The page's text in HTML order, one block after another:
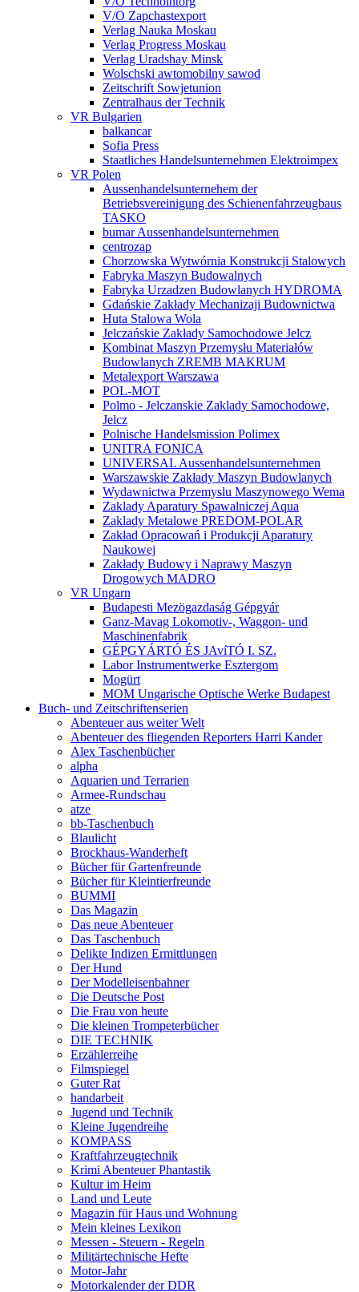
V/O Zapchastexport
Verlag Nauka Moskau
Verlag Progress Moskau
Verlag Uradshay Minsk
Wolschski awtomobilny sawod
Zeitschrift Sowjetunion
Zentralhaus der Technik
VR Bulgarien
balkancar
Sofia Press
Staatliches Handelsunternehmen Elektroimpex
VR Polen
Aussenhandelsunternehem der
Betriebsvereinigung des Schienenfahrzeugbaus
TASKO
bumar Aussenhandelsunternehmen
centrozap
Chorzowska Wytwórnia Konstrukcji Stalowych
Fabryka Maszyn Budowalnych
Fabryka Urzadzen Budowlanych HYDROMA
Gdańskie Zakłady Mechanizaji Budownictwa
Huta Stalowa Wola
Jelczańskie Zakłady Samochodowe Jelcz
Kombinat Maszyn Przemysłu Materiałów
Budowlanych ZREMB MAKRUM
Metalexport Warszawa
POL-MOT
Polmo - Jelczanskie Zaklady Samochodowe,
Jelcz
Polnische Handelsmission Polimex
UNITRA FONICA
UNIVERSAL Aussenhandelsunternehmen
Warszawskie Zakłady Maszyn Budowlanych
Wydawnictwa Przemyslu Maszynowego Wema
Zaklady Aparatury Spawalniczej Aqua
Zaklady Metalowe PREDOM-POLAR
Zakład Opracowań i Produkcji Aparatury
Naukowej
Zakłady Budowy i Naprawy Maszyn
Drogowych MADRO
VR Ungarn
Budapesti Mezögazdaság Gépgyár
Ganz-Mavag Lokomotiv-, Waggon- und
Maschinenfabrik
GÉPGYÁRTÓ ÉS JAvíTÓ I. SZ.
Labor Instrumentwerke Esztergom
Mogürt
MOM Ungarische Optische Werke Budapest
Buch- und Zeitschriftenserien
Abenteuer aus weiter Welt
Abenteuer des fliegenden Reporters Harri Kander
Alex Taschenbücher
alpha
Aquarien und Terrarien
Armee-Rundschau
atze
bb-Taschenbuch
Blaulicht
Brockhaus-Wanderheft
Bücher für Gartenfreunde
Bücher für Kleintierfreunde
BUMMI
Das Magazin
Das neue Abenteuer
Das Taschenbuch
Delikte Indizen Ermittlungen
Der Hund
Der Modelleisenbahner
Die Deutsche Post
Die Frau von heute
Die kleinen Trompeterbücher
DIE TECHNIK
Erzählerreihe
Filmspiegel
Guter Rat
handarbeit
Jugend und Technik
Kleine Jugendreihe
KOMPASS
Kraftfahrzeugtechnik
Krimi Abenteuer Phantastik
Kultur im Heim
Land und Leute
Magazin für Haus und Wohnung
Mein kleines Lexikon
Messen - Steuern - Regeln
Militärtechnische Hefte
Motor-Jahr
Motorkalender der DDR